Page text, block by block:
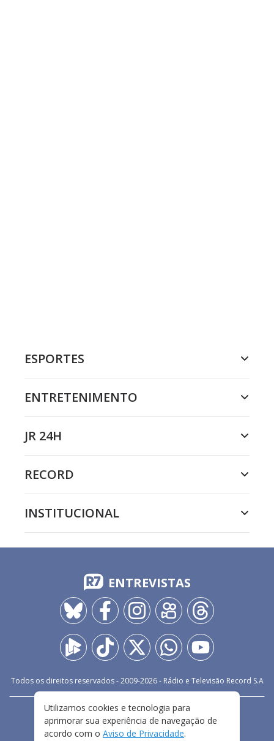
ESPORTES
ENTRETENIMENTO
JR 24H
RECORD
INSTITUCIONAL
ENTREVISTAS
Todos os direitos reservados - 2009-2026- Rádio e Televisão Record S.A
FALE CONOSCO
PRIVACIDADE
TERMOS E CONDIÇÕES DE USO
Utilizamos cookies e tecnologia para
aprimorar sua experiência de navegação de
acordo com o Aviso de Privacidade.